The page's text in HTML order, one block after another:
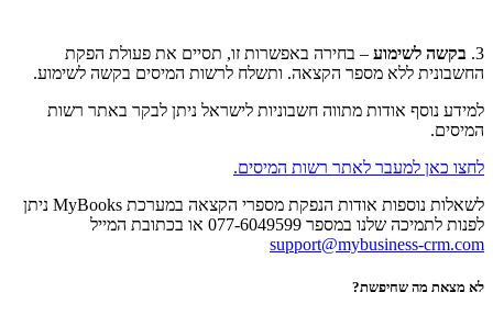
3. בקשה לשימוע – בחירה באפשרות זו, תסיים את פעולת הפקת
החשבונית ללא מספר הקצאה. ותשלח לרשות המיסים בקשה לשימוע.
למידע נוסף אודות מתווה חשבוניות לישראל ניתן לבקר באתר רשות
המיסים.
לחצו כאן למעבר לאתר רשות המיסים.
לשאלות נוספות אודות הנפקת מספרי הקצאה במערכת MyBooks ניתן
לפנות לתמיכה שלנו במספר 077-6049599 או בכתובת המייל
support@mybusiness-crm.com
לא מצאת מה שחיפשת?